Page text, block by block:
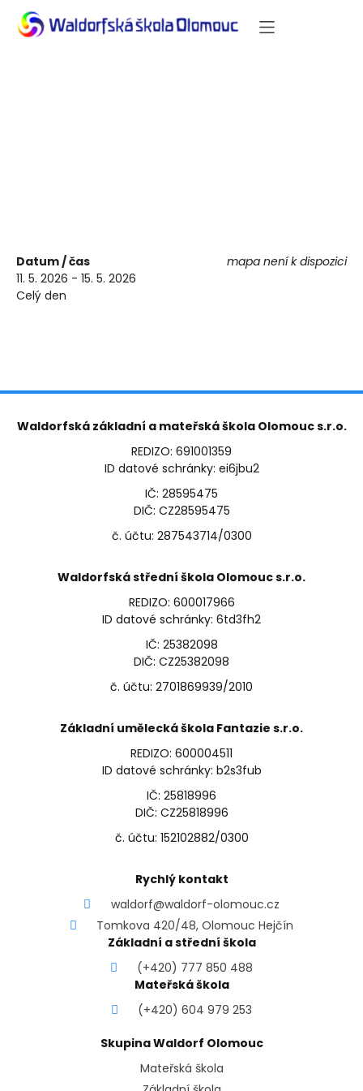
mapa není k dispozici
Datum / čas
11. 5. 2026 - 15. 5. 2026
Celý den
Waldorfská základní a mateřská škola Olomouc s.r.o.
REDIZO: 691001359
ID datové schránky: ei6jbu2
IČ: 28595475
DIČ: CZ28595475
č. účtu: 287543714/0300
Waldorfská střední škola Olomouc s.r.o.
REDIZO: 600017966
ID datové schránky: 6td3fh2
IČ: 25382098
DIČ: CZ25382098
č. účtu: 2701869939/2010
Základní umělecká škola Fantazie s.r.o.
REDIZO: 600004511
ID datové schránky: b2s3fub
IČ: 25818996
DIČ: CZ25818996
č. účtu: 152102882/0300
Rychlý kontakt
waldorf@waldorf-olomouc.cz
Tomkova 420/48, Olomouc Hejčín
Základní a střední škola
(+420) 777 850 488
Mateřská škola
(+420) 604 979 253
Skupina Waldorf Olomouc
Mateřská škola